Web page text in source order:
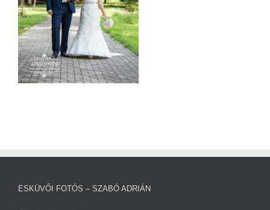
ESKÜVŐI FOTÓS – SZABÓ ADRIÁN